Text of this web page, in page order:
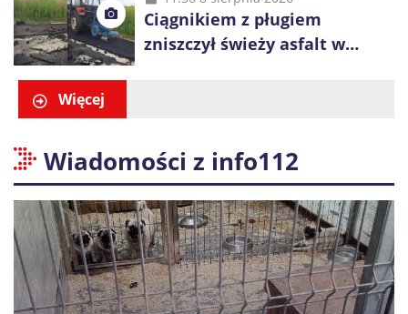
Ciągnikiem z pługiem
zniszczył świeży asfalt w
Więcej
Wiadomości z info112